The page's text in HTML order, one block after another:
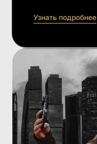
Узнать подробнее